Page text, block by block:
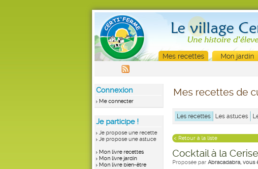
Mes recettes Mon jardin
Connexion
Me connecter
Je participe !
Je propose une recette
Je propose une astuce
Mon livre recettes
Mon livre jardin
Mon livre bien-être
Mes recettes de
Les recettes Les astuces
< Retour à la liste
Cocktail à la Cerise
Proposée par Abracadabra, vous